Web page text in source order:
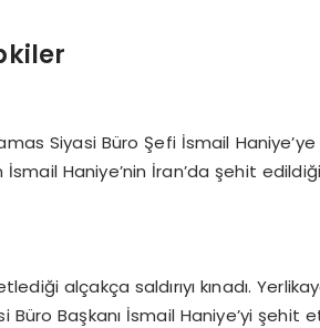
Siyasi Büro Şefi İsmail
Haniye’nin İran’da şehit
alçakça saldırıyı kınadı.
Başkanı İsmail Haniye’yi şehit